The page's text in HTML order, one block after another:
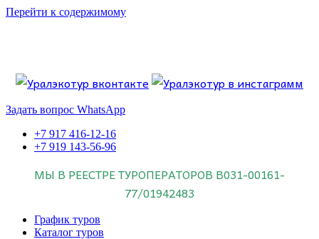
Перейти к содержимому
Знайте об этом.
Задать вопрос WhatsApp
+7 917 416-12-16
+7 919 143-56-96
МЫ В РЕЕСТРЕ ТУРОПЕРАТОРОВ В031-00161-
77/01942483
График туров
Каталог туров